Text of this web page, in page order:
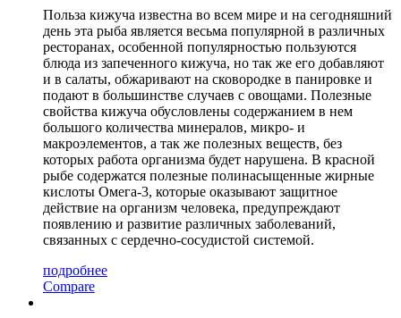
Польза кижуча известна во всем мире и на сегодняшний
день эта рыба является весьма популярной в различных
ресторанах, особенной популярностью пользуются
блюда из запеченного кижуча, но так же его добавляют
и в салаты, обжаривают на сковородке в панировке и
подают в большинстве случаев с овощами. Полезные
свойства кижуча обусловлены содержанием в нем
большого количества минералов, микро- и
макроэлементов, а так же полезных веществ, без
которых работа организма будет нарушена. В красной
рыбе содержатся полезные полинасыщенные жирные
кислоты Омега-3, которые оказывают защитное
действие на организм человека, предупреждают
появлению и развитие различных заболеваний,
связанных с сердечно-сосудистой системой.
подробнее
Compare